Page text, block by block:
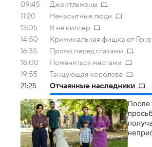
09:45
Джентльмены
11:20
Ненасытные люди
13:05
Я не киллер
14:50
Криминальная фишка от
16:35
Прямо перед глазами
18:00
Поменяться местами
19:55
Танцующая королева
21:25
Отчаянные наследники
После